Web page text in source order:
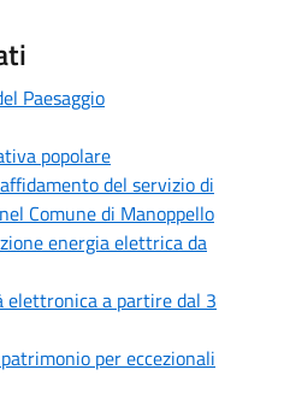
Paesaggio
popolare
del servizio di
Comune di Manoppello
energia elettrica da
elettronica a partire dal 3
per eccezionali